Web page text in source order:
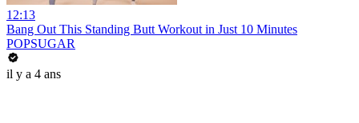
12:13
Bang Out This Standing Butt Workout in Just 10 Minutes
POPSUGAR
il y a 4 ans